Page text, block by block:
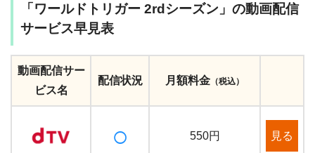
「ワールドトリガー 2rdシーズン」の動画配信
サービス早見表
動画配信サー
ビス名
配信状況 月額料金 （税込）
○ 550円 見る